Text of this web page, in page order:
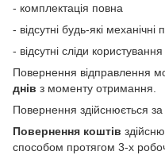
- комплектація повна
- відсутні будь-які
- відсутні сліди користування
Повернення відправлення
днів з моменту отримання.
Повернення здійснюється за
Повернення коштів
способом протягом 3-х